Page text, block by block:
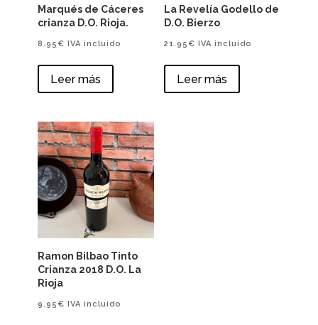
Marqués de Cáceres
crianza D.O. Rioja.
8.95 € IVA incluido
Leer más
La Revelía Godello de
D.O. Bierzo
21.95 € IVA incluido
Leer más
Ramon Bilbao Tinto
Crianza 2018 D.O. La
Rioja
9.95 € IVA incluido